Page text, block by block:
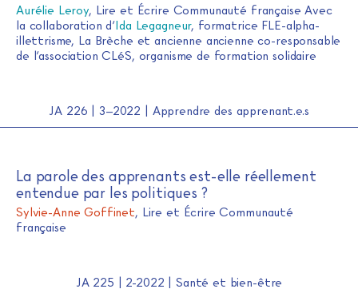
Aurélie Leroy, Lire et Écrire Communauté française Avec
la collaboration d’Ida Legagneur, formatrice FLE-alpha-
illettrisme, La Brèche et ancienne ancienne co-responsable
de l’association CLéS, organisme de formation solidaire
JA 226 | 3–2022 | Apprendre des apprenant.e.s
La parole des apprenants est-elle réellement
entendue par les politiques ?
Sylvie-Anne Goffinet, Lire et Écrire Communauté
française
JA 225 | 2-2022 | Santé et bien-être